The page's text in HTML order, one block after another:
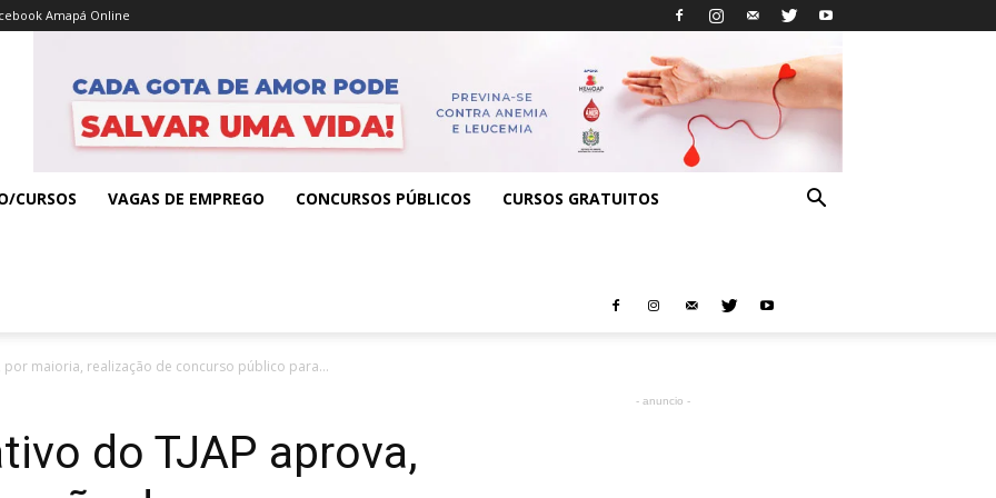
Amapá Online
CURSOS VAGAS DE EMPREGO CONCURSOS PÚBLICOS CURSOS GRATUITOS
por maioria, realização de concurso público para...
do TJAP aprova,
- anuncio -